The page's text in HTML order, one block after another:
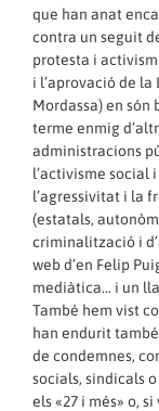
que han anat
contra un seguit
protesta i
i l’aprovació de
Mordassa) en són
terme enmig
administracions
l’activisme social
l’agressivitat i la
(estatals,
criminalització i
web d’en Felip
mediàtica… i un
També hem vist
han endurit
de condemnes,
socials, sindicals
els «27 i més» o,